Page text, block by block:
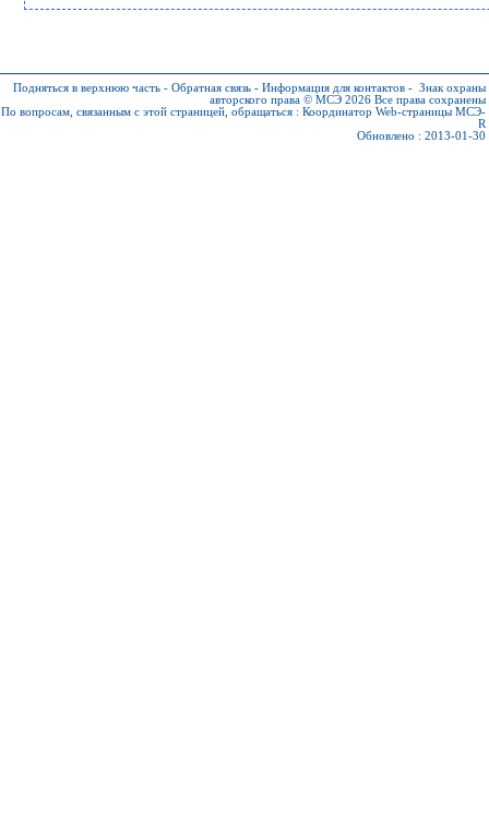
Подняться в верхнюю часть - Обратная связь - Информация для контактов - Знак охраны
авторского права © МСЭ 2026 Все права сохранены
По вопросам, связанным с этой страницей, обращаться : Координатор Web-страницы МСЭ-
R
Обновлено : 2013-01-30